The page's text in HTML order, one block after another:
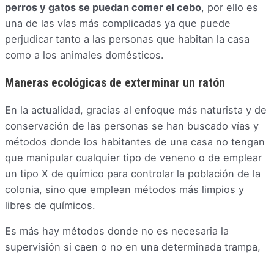
perros y gatos se puedan comer el cebo, por ello es
una de las vías más complicadas ya que puede
perjudicar tanto a las personas que habitan la casa
como a los animales domésticos.
Maneras ecológicas de exterminar un ratón
En la actualidad, gracias al enfoque más naturista y de
conservación de las personas se han buscado vías y
métodos donde los habitantes de una casa no tengan
que manipular cualquier tipo de veneno o de emplear
un tipo X de químico para controlar la población de la
colonia, sino que emplean métodos más limpios y
libres de químicos.
Es más hay métodos donde no es necesaria la
supervisión si caen o no en una determinada trampa,